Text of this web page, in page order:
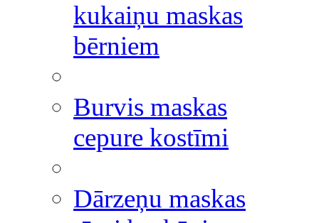
kukaiņu maskas
bērniem
Burvis maskas
cepure kostīmi
Dārzeņu maskas